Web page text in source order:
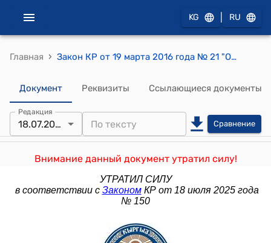
KG RU
Главная › Закон КР от 19 марта 2016 года № 21 "О внесении изменений в Закон Кыргызской Республики "О переводе (трансформации) земельных участков"
Документ Реквизиты Ссылающиеся документы
Редакция
18.07.2025 Сравнение
Внимание данный документ утратил силу!